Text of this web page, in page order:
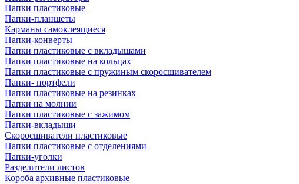
Папки пластиковые
Папки-планшеты
Карманы самоклеящиеся
Папки-конверты
Папки пластиковые с вкладышами
Папки пластиковые на кольцах
Папки пластиковые с пружиным скоросшивателем
Папки- портфели
Папки пластиковые на резинках
Папки на молнии
Папки пластиковые с зажимом
Папки-вкладыши
Скоросшиватели пластиковые
Папки пластиковые с отделениями
Папки-уголки
Разделители листов
Короба архивные пластиковые